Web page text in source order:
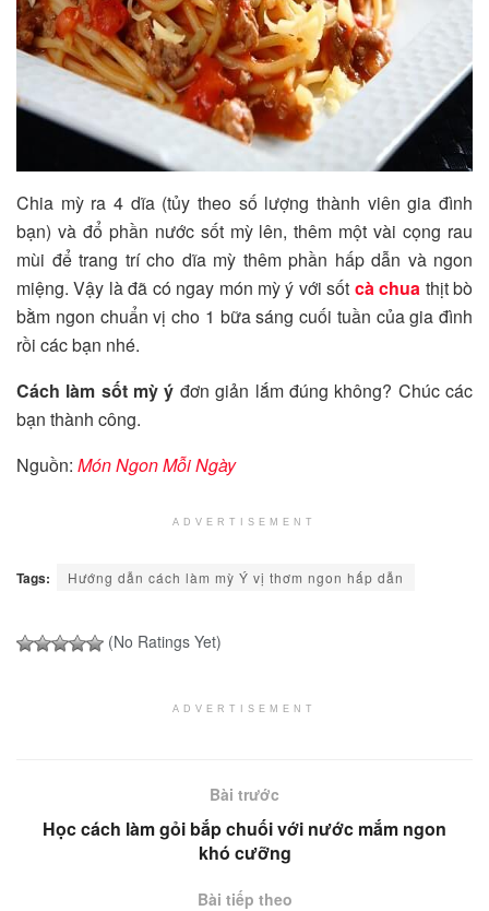
Chia mỳ ra 4 dĩa (tủy theo số lượng thành viên gia đình
bạn) và đổ phần nước sốt mỳ lên, thêm một vài cọng rau
mùi để trang trí cho dĩa mỳ thêm phần hấp dẫn và ngon
miệng. Vậy là đã có ngay món mỳ ý với sốt cà chua thịt bò
bằm ngon chuẩn vị cho 1 bữa sáng cuối tuần của gia đình
rồi các bạn nhé.
Cách làm sốt mỳ ý đơn giản lắm đúng không? Chúc các
bạn thành công.
Nguồn: Món Ngon Mỗi Ngày
ADVERTISEMENT
Tags: Hướng dẫn cách làm mỳ Ý vị thơm ngon hấp dẫn
(No Ratings Yet)
ADVERTISEMENT
Bài trước
Học cách làm gỏi bắp chuối với nước mắm ngon
khó cưỡng
Bài tiếp theo